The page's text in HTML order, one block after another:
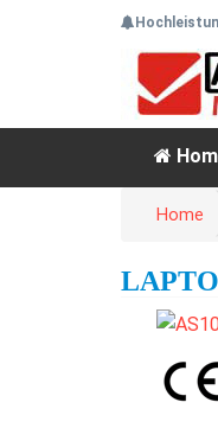
Home